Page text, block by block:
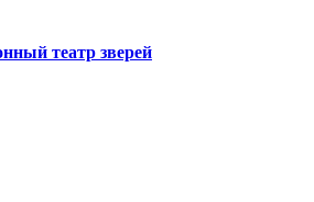
театр зверей